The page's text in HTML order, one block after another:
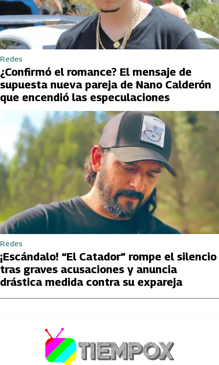
Redes
¿Confirmó el romance? El mensaje de
supuesta nueva pareja de Nano Calderón
que encendió las especulaciones
Redes
¡Escándalo! “El Catador” rompe el silencio
tras graves acusaciones y anuncia
drástica medida contra su expareja